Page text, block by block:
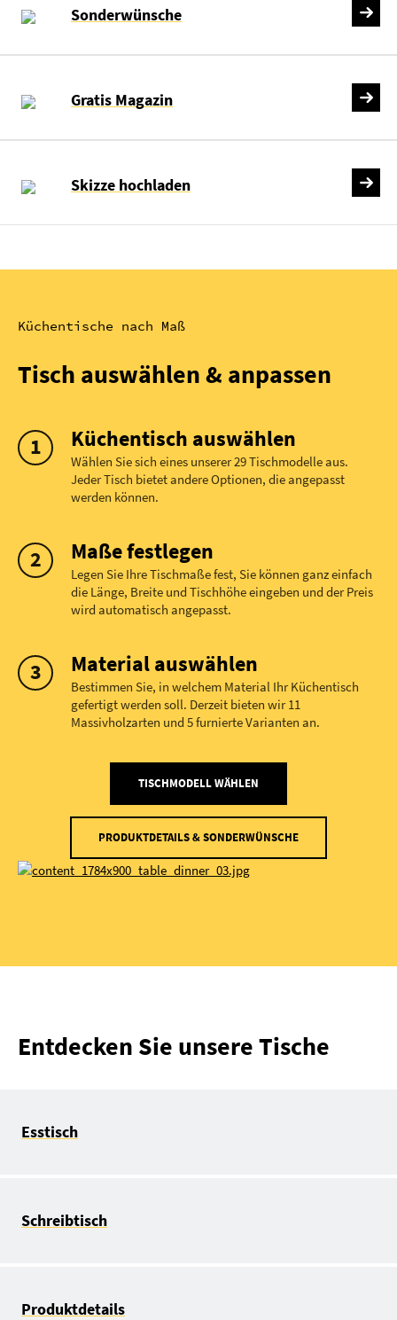
Sonderwünsche
Gratis Magazin
Skizze hochladen
Küchentische nach Maß
Tisch auswählen & anpassen
Küchentisch auswählen
Wählen Sie sich eines unserer 29 Tischmodelle aus.
Jeder Tisch bietet andere Optionen, die angepasst
werden können.
Maße festlegen
Legen Sie Ihre Tischmaße fest, Sie können ganz einfach
die Länge, Breite und Tischhöhe eingeben und der Preis
wird automatisch angepasst.
Material auswählen
Bestimmen Sie, in welchem Material Ihr Küchentisch
gefertigt werden soll. Derzeit bieten wir 11
Massivholzarten und 5 furnierte Varianten an.
TISCHMODELL WÄHLEN
PRODUKTDETAILS & SONDERWÜNSCHE
Entdecken Sie unsere Tische
Esstisch
Schreibtisch
Produktdetails